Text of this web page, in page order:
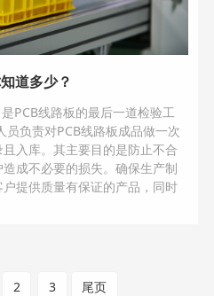
道多少？
PCB线路板的最后一道检验工
员负责对PCB线路板成品做一次
入库。其主要目的是防止不合
成不必要的损失。确保生产制
提供质量有保证的产品，同时
2 3 尾页